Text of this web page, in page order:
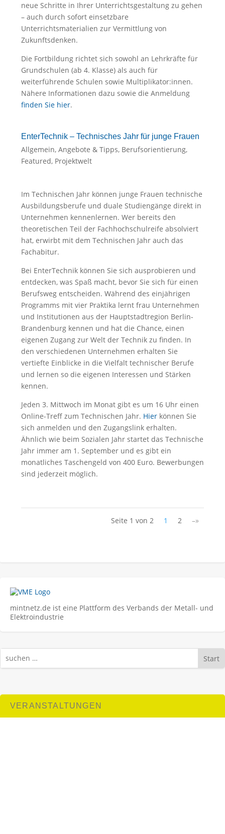
neue Schritte in Ihrer Unterrichtsgestaltung zu gehen
– auch durch sofort einsetzbare
Unterrichtsmaterialien zur Vermittlung von
Zukunftsdenken.
Die Fortbildung richtet sich sowohl an Lehrkräfte für
Grundschulen (ab 4. Klasse) als auch für
weiterführende Schulen sowie Multiplikator:innen.
Nähere Informationen dazu sowie die Anmeldung
finden Sie hier.
EnterTechnik – Technisches Jahr für junge Frauen
Allgemein, Angebote & Tipps, Berufsorientierung,
Featured, Projektwelt
Im Technischen Jahr können junge Frauen technische
Ausbildungsberufe und duale Studiengänge direkt in
Unternehmen kennenlernen. Wer bereits den
theoretischen Teil der Fachhochschulreife absolviert
hat, erwirbt mit dem Technischen Jahr auch das
Fachabitur.
Bei EnterTechnik können Sie sich ausprobieren und
entdecken, was Spaß macht, bevor Sie sich für einen
Berufsweg entscheiden. Während des einjährigen
Programms mit vier Praktika lernt frau Unternehmen
und Institutionen aus der Hauptstadtregion Berlin-
Brandenburg kennen und hat die Chance, einen
eigenen Zugang zur Welt der Technik zu finden. In
den verschiedenen Unternehmen erhalten Sie
vertiefte Einblicke in die Vielfalt technischer Berufe
und lernen so die eigenen Interessen und Stärken
kennen.
Jeden 3. Mittwoch im Monat gibt es um 16 Uhr einen
Online-Treff zum Technischen Jahr. Hier können Sie
sich anmelden und den Zugangslink erhalten.
Ähnlich wie beim Sozialen Jahr startet das Technische
Jahr immer am 1. September und es gibt ein
monatliches Taschengeld von 400 Euro. Bewerbungen
sind jederzeit möglich.
Seite 1 von 2 1 2 –»
mintnetz.de ist eine Plattform des Verbands der Metall- und
Elektroindustrie
Start
VERANSTALTUNGEN